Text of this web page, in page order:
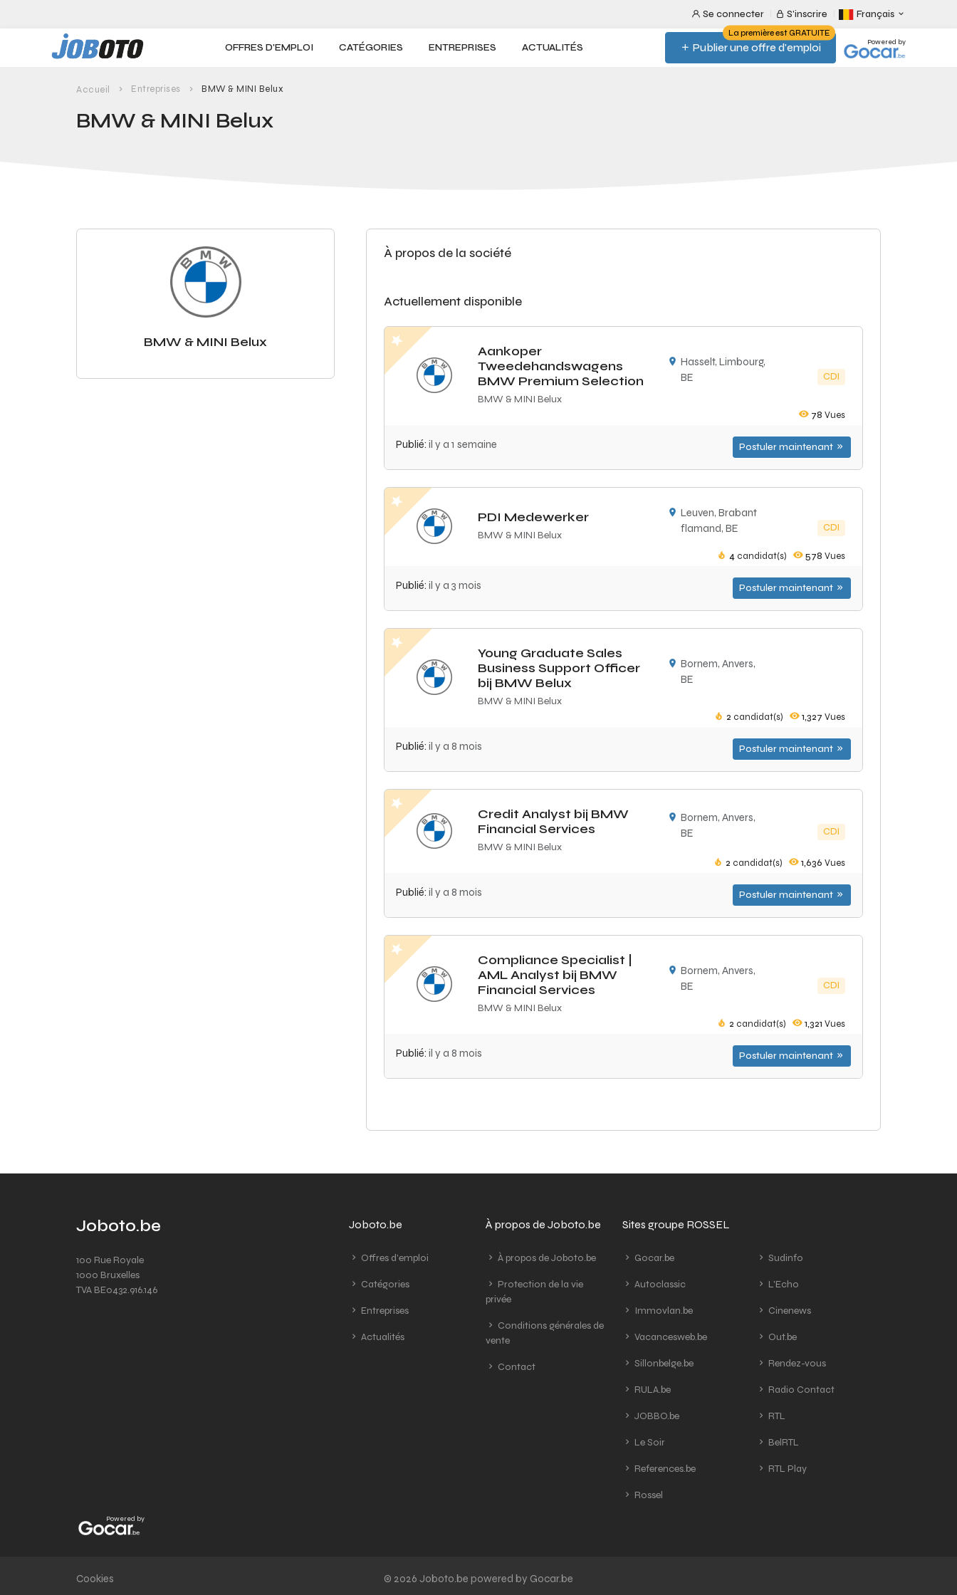
Se connecter S'inscrire Français
OFFRES D'EMPLOI CATÉGORIES ENTREPRISES ACTUALITÉS Publier une offre d'emploi
La première est GRATUITE
Powered by
Accueil Entreprises BMW & MINI Belux
BMW & MINI Belux
BMW & MINI Belux
À propos de la société
Actuellement disponible
Aankoper
Tweedehandswagens
BMW Premium Selection
BMW & MINI Belux
Hasselt, Limbourg,
BE
CDI
78 Vues
Publié:il y a 1 semaine Postuler maintenant
PDI Medewerker
BMW & MINI Belux
Leuven, Brabant
flamand, BE
CDI
4candidat(s) 578 Vues
Publié:il y a 3 mois Postuler maintenant
Young Graduate Sales
Business Support Officer
bij BMW Belux
BMW & MINI Belux
Bornem, Anvers,
BE
2 candidat(s) 1,327 Vues
Publié:il y a 8 mois Postuler maintenant
Credit Analyst bij BMW
Financial Services
BMW & MINI Belux
Bornem, Anvers,
BE
CDI
2 candidat(s) 1,636 Vues
Publié:il y a 8 mois Postuler maintenant
Compliance Specialist |
AML Analyst bij BMW
Financial Services
BMW & MINI Belux
Bornem, Anvers,
BE
CDI
2 candidat(s) 1,321 Vues
Publié:il y a 8 mois Postuler maintenant
Joboto.be
100 Rue Royale
1000 Bruxelles
TVA BE0432.916.146
Joboto.be
Offres d'emploi
Catégories
Entreprises
Actualités
À propos de Joboto.be
À propos de Joboto.be
Protection de la vie
privée
Conditions générales de
vente
Contact
Sites groupe ROSSEL
Gocar.be
Autoclassic
Immovlan.be
Vacancesweb.be
Sillonbelge.be
RULA.be
JOBBO.be
Le Soir
References.be
Rossel
Sudinfo
L'Echo
Cinenews
Out.be
Rendez-vous
Radio Contact
RTL
BelRTL
RTL Play
Powered by
Cookies © 2026 Joboto.be powered by Gocar.be